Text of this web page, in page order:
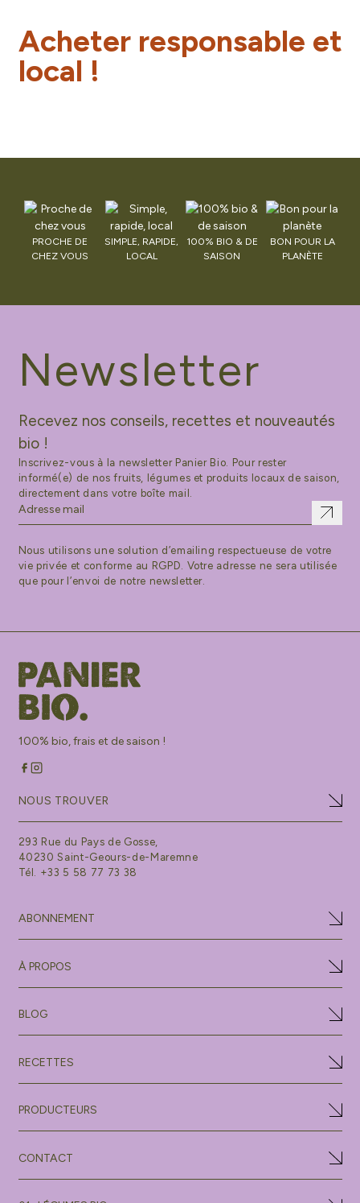
Acheter responsable et
local !
PROCHE DE
CHEZ VOUS
SIMPLE, RAPIDE,
LOCAL
100% BIO & DE
SAISON
BON POUR LA
PLANÈTE
Newsletter
Recevez nos conseils, recettes et nouveautés
bio !
Inscrivez-vous à la newsletter Panier Bio. Pour rester
informé(e) de nos fruits, légumes et produits locaux de saison,
directement dans votre boîte mail.
Nous utilisons une solution d’emailing respectueuse de votre
vie privée et conforme au RGPD. Votre adresse ne sera utilisée
que pour l’envoi de notre newsletter.
100% bio, frais et de saison !
NOUS TROUVER
293 Rue du Pays de Gosse,
40230 Saint-Geours-de-Maremne
Tél. +33 5 58 77 73 38
ABONNEMENT
À PROPOS
BLOG
RECETTES
PRODUCTEURS
CONTACT